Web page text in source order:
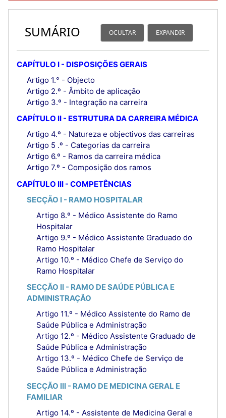
SUMÁRIO OCULTAR EXPANDIR
CAPÍTULO I - DISPOSIÇÕES GERAIS
Artigo 1.° - Objecto
Artigo 2.º - Âmbito de aplicação
Artigo 3.º - Integração na carreira
CAPÍTULO II - ESTRUTURA DA CARREIRA MÉDICA
Artigo 4.º - Natureza e objectivos das carreiras
Artigo 5 .º - Categorias da carreira
Artigo 6.º - Ramos da carreira médica
Artigo 7.º - Composição dos ramos
CAPÍTULO III - COMPETÊNCIAS
SECÇÃO I - RAMO HOSPITALAR
Artigo 8.º - Médico Assistente do Ramo
Hospitalar
Artigo 9.º - Médico Assistente Graduado do
Ramo Hospitalar
Artigo 10.º - Médico Chefe de Serviço do
Ramo Hospitalar
SECÇÃO II - RAMO DE SAÚDE PÚBLICA E
ADMINISTRAÇÃO
Artigo 11.º - Médico Assistente do Ramo de
Saúde Pública e Administração
Artigo 12.º - Médico Assistente Graduado de
Saúde Pública e Administração
Artigo 13.º - Médico Chefe de Serviço de
Saúde Pública e Administração
SECÇÃO III - RAMO DE MEDICINA GERAL E
FAMILIAR
Artigo 14.º - Assistente de Medicina Geral e